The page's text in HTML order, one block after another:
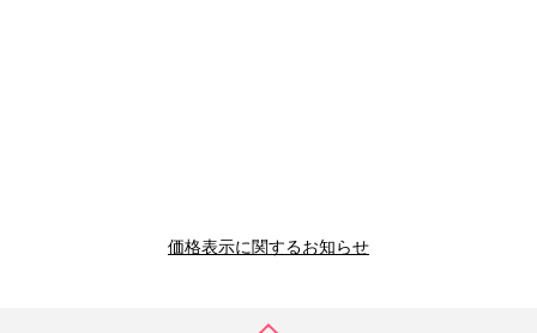
価格表示に関するお知らせ